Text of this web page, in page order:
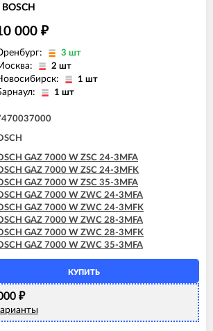
000 ₽
3 шт
2 шт
1 шт
1 шт
GAZ 7000 W ZSC 24-3MFA
GAZ 7000 W ZSC 24-3MFK
GAZ 7000 W ZSC 35-3MFA
GAZ 7000 W ZWC 24-3MFA
GAZ 7000 W ZWC 24-3MFK
GAZ 7000 W ZWC 28-3MFA
GAZ 7000 W ZWC 28-3MFK
GAZ 7000 W ZWC 35-3MFA
КУПИТЬ
₽